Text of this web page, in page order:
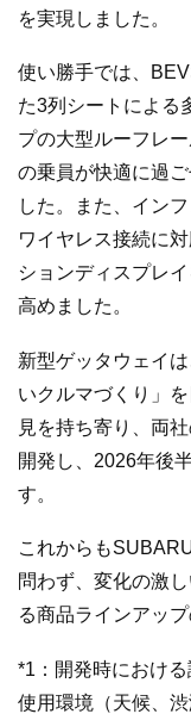
を実現しました。
使い勝手では、
た3列シートによる
プの大型ルーフレ
の乗員が快適に過
した。また、イン
ワイヤレス接続に
ションディスプレ
高めました。
新型ゲッタウェイ
いクルマづくり」
見を持ち寄り、両
開発し、2026年後
す。
これからも
問わず、変化の激
る商品ラインアッ
*1：開発時におけ
使用環境（天候、